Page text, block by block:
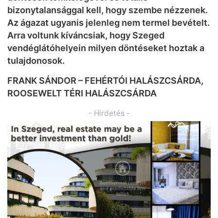
bizonytalansággal kell, hogy szembe nézzenek.
Az ágazat ugyanis jelenleg nem termel bevételt.
Arra voltunk kíváncsiak, hogy Szeged
vendéglátóhelyein milyen döntéseket hoztak a
tulajdonosok.
FRANK SÁNDOR – FEHÉRTÓI HALÁSZCSÁRDA,
ROOSEWELT TÉRI HALÁSZCSÁRDA
- Hirdetés -